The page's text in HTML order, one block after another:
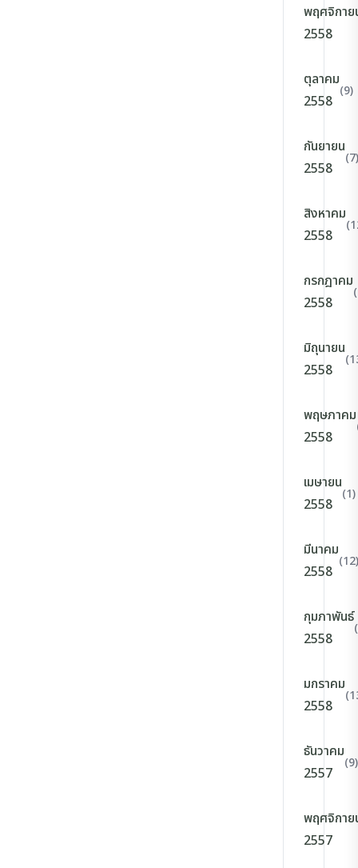
พฤศจิกาย
2558
ตุลาคม
2558
(9)
กันยายน
2558
(7)
สิงหาคม
2558
กรกฎาคม
2558
มิถุนายน
2558
พฤษภาคม
2558
เมษายน
2558
(1)
มีนาคม
2558
(12)
กุมภาพันธ์
2558
มกราคม
2558
ธันวาคม
2557
(9)
พฤศจิกาย
2557